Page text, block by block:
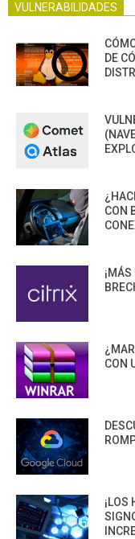
VULNERABILIDADES
DE
CON
CON
¡LOS